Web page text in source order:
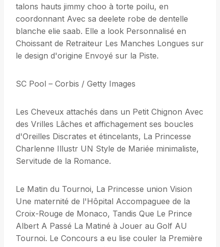
talons hauts jimmy choo à torte poilu, en
coordonnant Avec sa deelete robe de dentelle
blanche elie saab. Elle a look Personnalisé en
Choissant de Retraiteur Les Manches Longues sur
le design d'origine Envoyé sur la Piste.
SC Pool – Corbis / Getty Images
Les Cheveux attachés dans un Petit Chignon Avec
des Vrilles Lâches et affichagement ses boucles
d'Oreilles Discrates et étincelants, La Princesse
Charlenne Illustr UN Style de Mariée minimaliste,
Servitude de la Romance.
Le Matin du Tournoi, La Princesse union Vision
Une maternité de l'Hôpital Accompaguee de la
Croix-Rouge de Monaco, Tandis Que Le Prince
Albert A Passé La Matiné à Jouer au Golf AU
Tournoi. Le Concours a eu lise couler la Première